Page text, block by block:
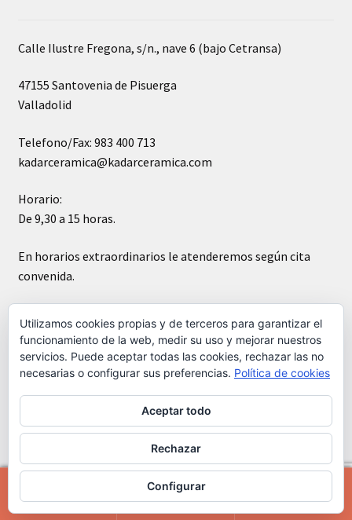
Calle Ilustre Fregona, s/n., nave 6 (bajo Cetransa)
47155 Santovenia de Pisuerga
Valladolid
Telefono/Fax: 983 400 713
kadarceramica@kadarceramica.com
Horario:
De 9,30 a 15 horas.
En horarios extraordinarios le atenderemos según cita
convenida.
Construido con WooCommerce.
Buscar
Buscar
Utilizamos cookies propias y de terceros para garantizar el
funcionamiento de la web, medir su uso y mejorar nuestros
servicios. Puede aceptar todas las cookies, rechazar las no
necesarias o configurar sus preferencias. Política de cookies
Aceptar todo
Rechazar
Configurar